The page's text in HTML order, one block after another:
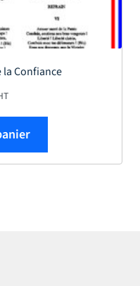
la Confiance